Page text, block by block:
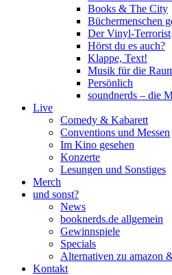
Books & The City
Büchermenschen
Der Vinyl-Terrorist
Hörst du es auch?
Klappe, Text!
Musik für die
Persönlich
soundnerds – die
Live
Comedy & Kabarett
Conventions und Messen
Im Kino gesehen
Konzerte
Lesungen und Sonstiges
Merch
und sonst?
News
booknerds.de allgemein
Gewinnspiele
Specials
Alternativen zu amazon
Kontakt